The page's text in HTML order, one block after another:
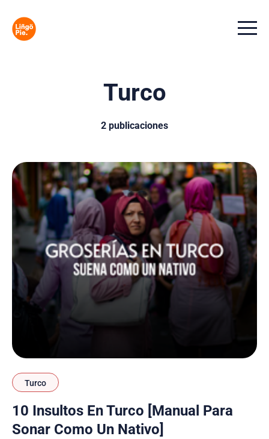
Menu
Turco
2 publicaciones
Turco
10 Insultos En Turco [Manual Para
Sonar Como Un Nativo]